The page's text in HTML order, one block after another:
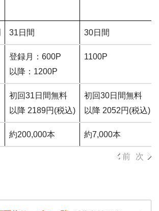
31日間 30日間
登録月：600P
以降：1200P
1100P
初回31日間無料
以降 2189円(税込)
初回30日間無料
以降 2052円(税込)
約200,000本 約7,000本
前 次